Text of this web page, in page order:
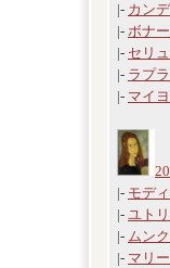
|- カン
|- ボナ
|- セリ
|- ラプ
|- マイ
|- モデ
|- ユト
|- ムンク
|- マリ